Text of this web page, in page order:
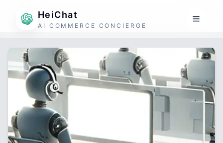
HeiChat
AI COMMERCE CONCIERGE